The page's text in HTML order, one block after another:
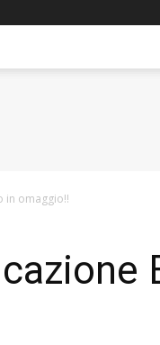
in omaggio!!